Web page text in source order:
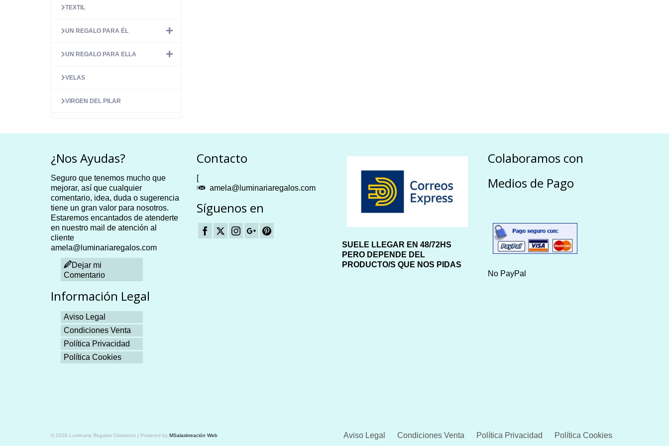
TEXTIL
UN REGALO PARA ÉL
UN REGALO PARA ELLA
VELAS
VIRGEN DEL PILAR
¿Nos Ayudas?
Seguro que tenemos mucho que
mejorar, así que cualquier
comentario, idea, duda o sugerencia
tiene un gran valor para nosotros.
Estaremos encantados de atenderte
en nuestro mail de atención al
cliente
amela@luminariaregalos.com
Dejar mi
Comentario
Información Legal
Aviso Legal
Condiciones Venta
Política Privacidad
Política Cookies
Contacto
[
amela@luminariaregalos.com
Síguenos en
SUELE LLEGAR EN 48/72HS
PERO DEPENDE DEL
PRODUCTO/S QUE NOS PIDAS
Colaboramos con
Medios de Pago
No PayPal
Aviso Legal Condiciones Venta Política Privacidad Política Cookies
© 2026 Luminaria Regalos Cristianos | Powered by MSalaskreación Web